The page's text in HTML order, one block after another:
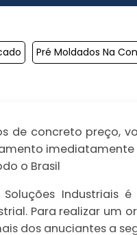
Pré Moldados Na
de concreto preço,
o Brasil
Industriais
Para realizar um
dos anuciantes a